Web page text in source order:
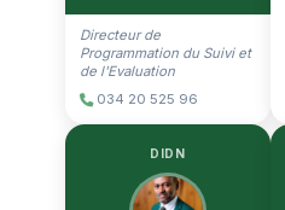
Directeur de
Programmation du Suivi et
de l'Evaluation
034 20 525 96
DIDN